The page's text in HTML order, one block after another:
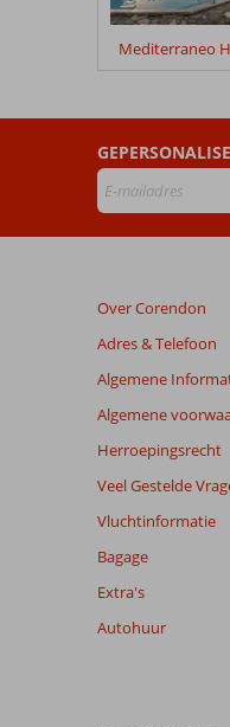
verblijf
Palazzo
die
ouder
zijn
maanden
worden
niet
meer
om
de
relevantie
van
de
Mediterraneo
Over Corendon
Adres & Telefoon
Algemene
Algemene
Herroepingsrecht
Veel Gestelde
Vluchtinformatie
Bagage
Extra's
Autohuur